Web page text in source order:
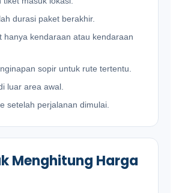
durasi paket berakhir.
hanya kendaraan atau kendaraan
sopir untuk rute tertentu.
luar area awal.
setelah perjalanan dimulai.
Menghitung Harga